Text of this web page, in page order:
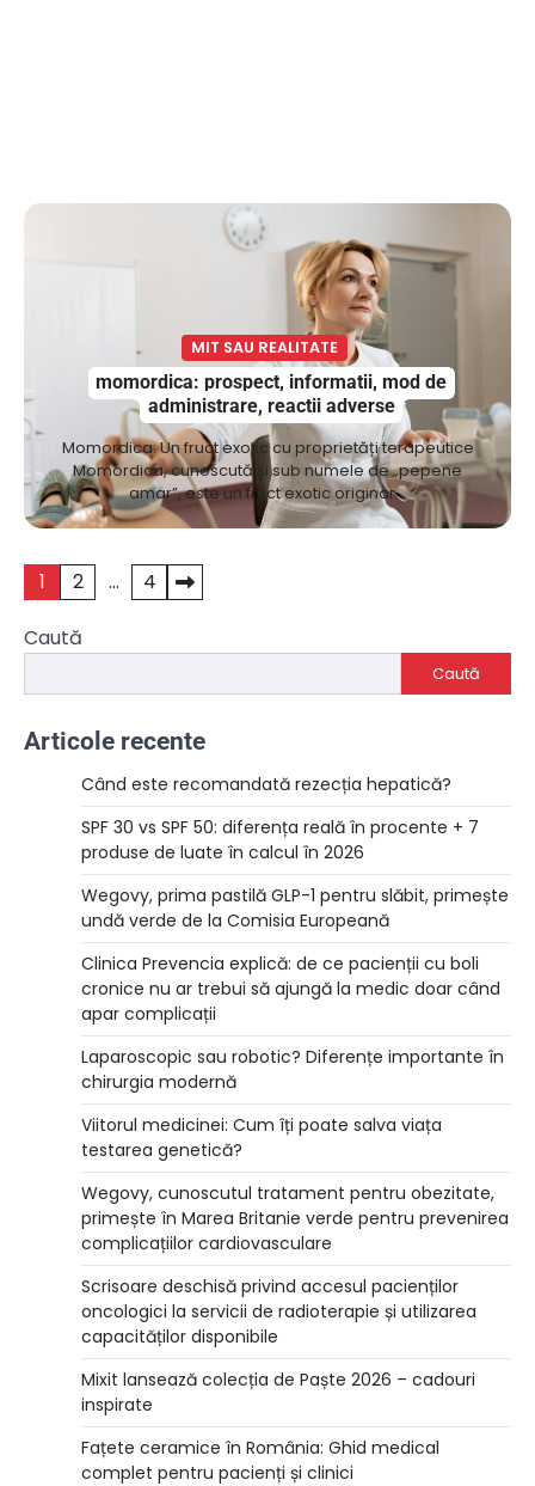
MIT SAU REALITATE
momordica: prospect, informatii, mod de
administrare, reactii adverse
Momordica: Un fruct exotic cu proprietăți terapeutice
Momordica, cunoscută și sub numele de „pepene
amar”, este un fruct exotic originar…
Paginație
1 2 … 4
Caută
Caută
Articole recente
Când este recomandată rezecția hepatică?
SPF 30 vs SPF 50: diferența reală în procente + 7
produse de luate în calcul în 2026
Wegovy, prima pastilă GLP-1 pentru slăbit, primește
undă verde de la Comisia Europeană
Clinica Prevencia explică: de ce pacienții cu boli
cronice nu ar trebui să ajungă la medic doar când
apar complicații
Laparoscopic sau robotic? Diferențe importante în
chirurgia modernă
Viitorul medicinei: Cum îți poate salva viața
testarea genetică?
Wegovy, cunoscutul tratament pentru obezitate,
primește în Marea Britanie verde pentru prevenirea
complicațiilor cardiovasculare
Scrisoare deschisă privind accesul pacienților
oncologici la servicii de radioterapie și utilizarea
capacităților disponibile
Mixit lansează colecția de Paște 2026 – cadouri
inspirate
Fațete ceramice în România: Ghid medical
complet pentru pacienți și clinici